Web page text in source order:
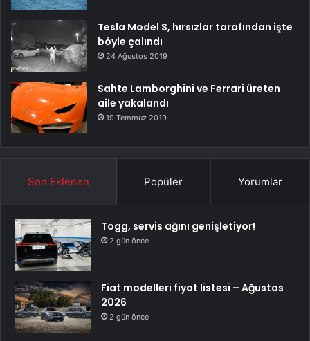
Tesla Model S, hırsızlar tarafından işte
böyle çalındı
24 Ağustos 2019
Sahte Lamborghini ve Ferrari üreten
aile yakalandı
19 Temmuz 2019
Son Eklenen Popüler Yorumlar
Togg, servis ağını genişletiyor!
2 gün önce
Fiat modelleri fiyat listesi – Ağustos
2026
2 gün önce